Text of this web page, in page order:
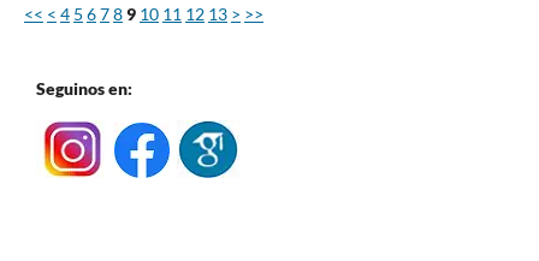
<< < 4 5 6789 10 11 12 13 > >>
Seguinos en: